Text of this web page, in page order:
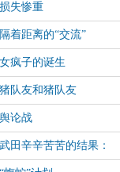
失惨重
着距离的“交流”
疯子的诞生
队友和猪队友
论战
田辛辛苦苦的结果：